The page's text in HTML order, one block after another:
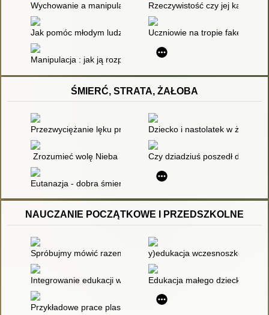
Wychowanie a manipulacja Rzeczywistość czy jej
Jak pomóc młodym ludziom unikać fake newsów i manipulacji
Uczniowie na tropie fake
Manipulacja : jak ją rozpoznać i się przed nią bronić?
ŚMIERĆ, STRATA, ŻAŁOBA
Przezwyciężanie lęku przed śmiercią. Refleksja dla pracy
Dziecko i nastolatek w żałobie
Zrozumieć wolę Nieba Czy dziadziuś poszedł do
Eutanazja - dobra śmierć czy zabójstwo człowieka
NAUCZANIE POCZĄTKOWE I PRZEDSZKOLNE
Spróbujmy mówić razem : program profilaktyki
y)edukacja wczesnoszkolna
Integrowanie edukacji wczesnoszkolnej : modernizacja teorii i
Edukacja małego dziecka :
Przykładowe prace plastyczno-techniczne dla uczniów I etapu